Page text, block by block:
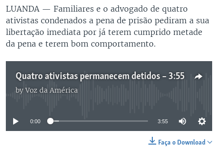
LUANDA — Familiares e o advogado de quatro
ativistas condenados a pena de prisão pediram a sua
libertação imediata por já terem cumprido metade
da pena e terem bom comportamento.
Quatro ativistas permanecem detidos – 3:55
byVoz da América
No media source currently available
0:00 3:55
Faça o Download